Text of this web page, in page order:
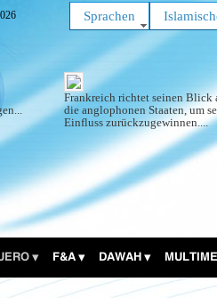
Sprachen
Frankreich richtet seinen Blick
die anglophonen Staaten, um
Einfluss zurückzugewinnen....
F&A DAWAH